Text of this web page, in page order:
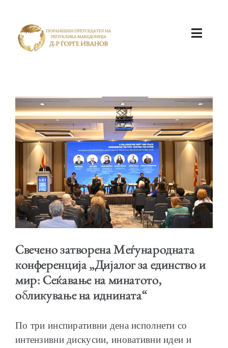
КАБИНЕТ
АКТИВНОСТИ
ОБРАЌАЊА
Свечено затворена Меѓународната
конференција „Дијалог за единство и
мир: Сеќавање на минатото,
обликување на иднината“
По три инспиративни дена исполнети со
интензивни дискусии, иновативни идеи и